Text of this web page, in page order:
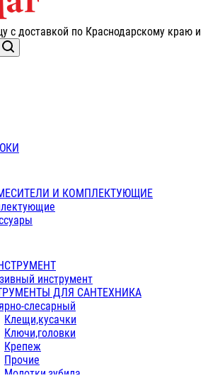
с доставкой по Краснодарскому краю
И КОМПЛЕКТУЮЩИЕ
инструмент
ДЛЯ САНТЕХНИКА
слесарный
Клещи,кусачки
Ключи,головки
Крепеж
Прочие
Молотки,зубила